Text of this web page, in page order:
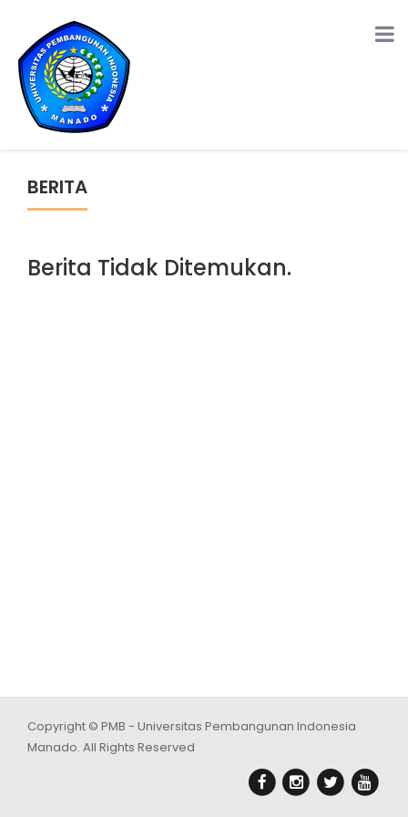
BERITA
Berita Tidak Ditemukan.
Copyright © PMB - Universitas Pembangunan Indonesia
Manado. All Rights Reserved